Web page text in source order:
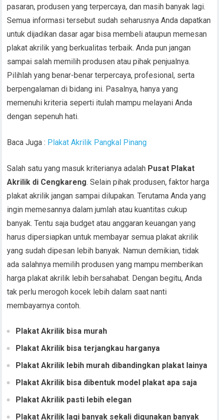
pasaran, produsen yang terpercaya, dan masih banyak lagi.
Semua informasi tersebut sudah seharusnya Anda dapatkan
untuk dijadikan dasar agar bisa membeli ataupun memesan
plakat akrilik yang berkualitas terbaik. Anda pun jangan
sampai salah memilih produsen atau pihak penjualnya.
Pilihlah yang benar-benar terpercaya, profesional, serta
berpengalaman di bidang ini. Pasalnya, hanya yang
memenuhi kriteria seperti itulah mampu melayani Anda
dengan sepenuh hati.
Baca Juga : Plakat Akrilik Pangkal Pinang
Salah satu yang masuk kriterianya adalah Pusat Plakat
Akrilik di Cengkareng. Selain pihak produsen, faktor harga
plakat akrilik jangan sampai dilupakan. Terutama Anda yang
ingin memesannya dalam jumlah atau kuantitas cukup
banyak. Tentu saja budget atau anggaran keuangan yang
harus dipersiapkan untuk membayar semua plakat akrilik
yang sudah dipesan lebih banyak. Namun demikian, tidak
ada salahnya memilih produsen yang mampu memberikan
harga plakat akrilik lebih bersahabat. Dengan begitu, Anda
tak perlu merogoh kocek lebih dalam saat nanti
membayarnya contoh.
Plakat Akrilik bisa murah
Plakat Akrilik bisa terjangkau harganya
Plakat Akrilik lebih murah dibandingkan plakat lainya
Plakat Akrilik bisa dibentuk model plakat apa saja
Plakat Akrilik pasti lebih elegan
Plakat Akrilik lagi banyak sekali digunakan banyak